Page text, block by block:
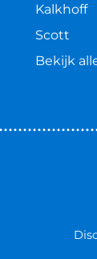
Kalkhoff
Scott
Bekijk